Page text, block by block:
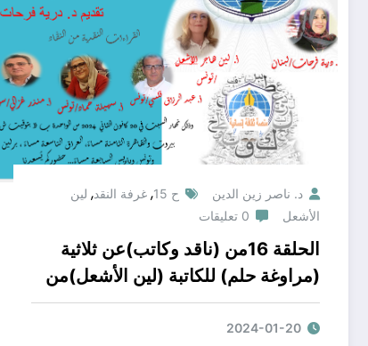
د. ناصر زين الدين ح 15 , غرفة النقد, لين
الأشعل
0 تعليقات
الحلقة 16من (ناقد وكاتب)عن ثلاثية
(مراوغة حلم) للكاتبة (لين الأشعل)من
منصة ثقافة إنسانية الحناح الثقافي
المحكم لمنتدى ثورة قلم
2024-01-20